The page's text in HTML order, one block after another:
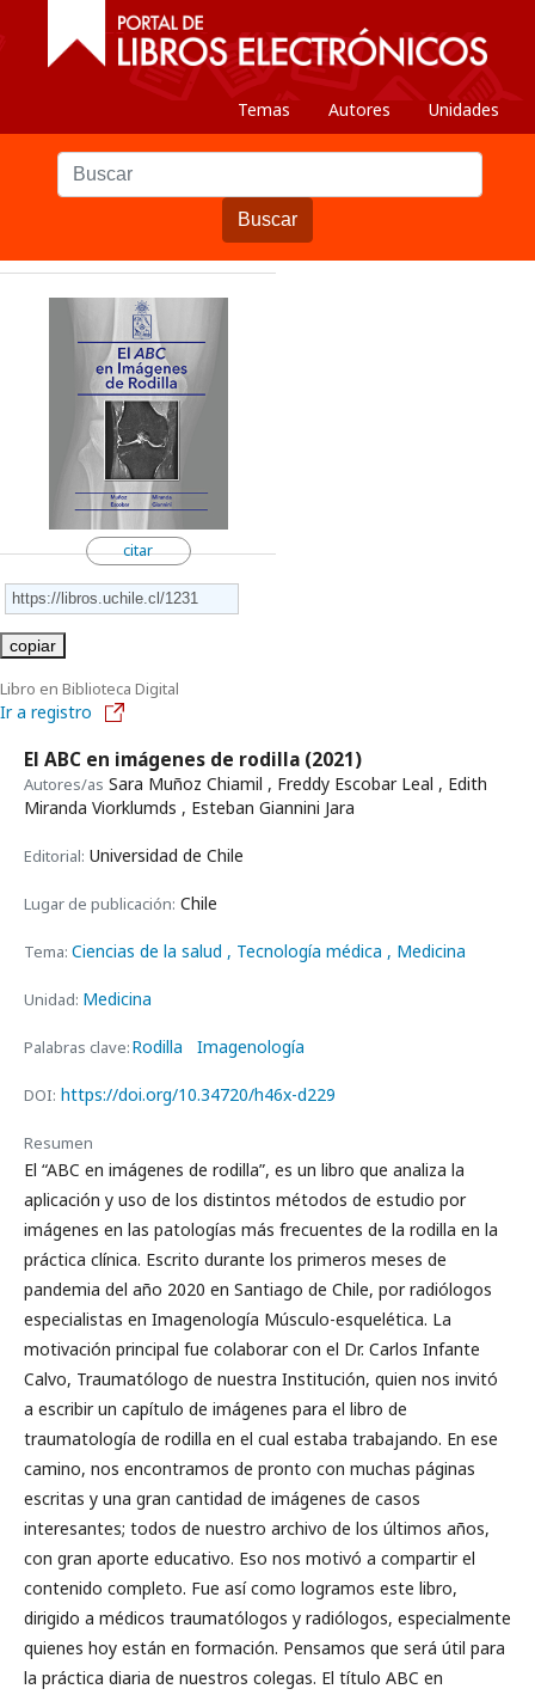
Temas Autores Unidades
Buscar
citar
copiar
Libro en Biblioteca Digital
Ir a registro
El ABC en imágenes de rodilla (2021)
Autores/as Sara Muñoz Chiamil , Freddy Escobar Leal , Edith
Miranda Viorklumds , Esteban Giannini Jara
Editorial: Universidad de Chile
Lugar de publicación: Chile
Tema: Ciencias de la salud , Tecnología médica , Medicina
Unidad: Medicina
Palabras clave:Rodilla Imagenología
DOI: https://doi.org/10.34720/h46x-d229
Resumen
El “ABC en imágenes de rodilla”, es un libro que analiza la
aplicación y uso de los distintos métodos de estudio por
imágenes en las patologías más frecuentes de la rodilla en la
práctica clínica. Escrito durante los primeros meses de
pandemia del año 2020 en Santiago de Chile, por radiólogos
especialistas en Imagenología Músculo-esquelética. La
motivación principal fue colaborar con el Dr. Carlos Infante
Calvo, Traumatólogo de nuestra Institución, quien nos invitó
a escribir un capítulo de imágenes para el libro de
traumatología de rodilla en el cual estaba trabajando. En ese
camino, nos encontramos de pronto con muchas páginas
escritas y una gran cantidad de imágenes de casos
interesantes; todos de nuestro archivo de los últimos años,
con gran aporte educativo. Eso nos motivó a compartir el
contenido completo. Fue así como logramos este libro,
dirigido a médicos traumatólogos y radiólogos, especialmente
quienes hoy están en formación. Pensamos que será útil para
la práctica diaria de nuestros colegas. El título ABC en